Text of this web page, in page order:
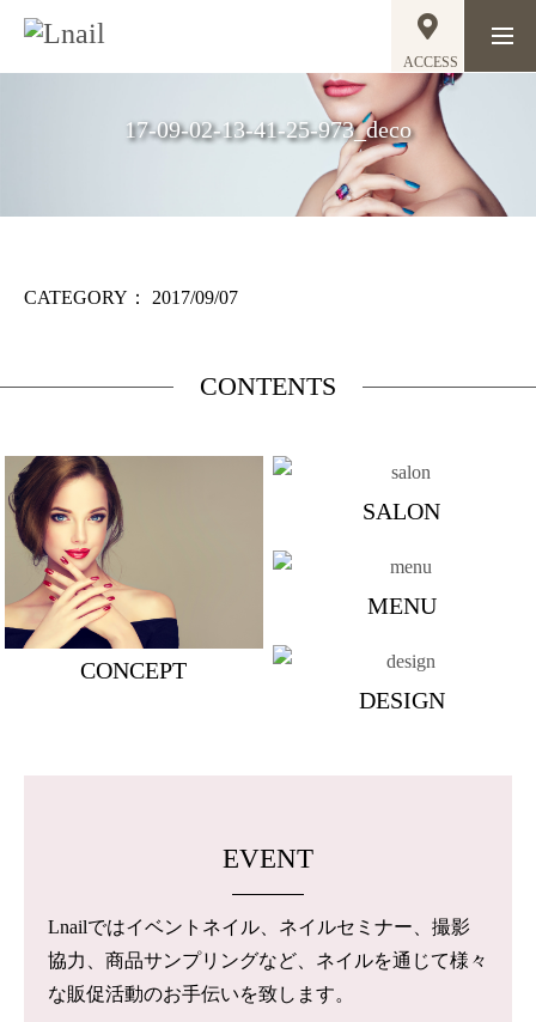
ACCESS
17-09-02-13-41-25-973_deco
CATEGORY： 2017/09/07
CONTENTS
CONCEPT
SALON
MENU
DESIGN
EVENT
Lnailではイベントネイル、ネイルセミナー、撮影
協力、商品サンプリングなど、ネイルを通じて様々
な販促活動のお手伝いを致します。